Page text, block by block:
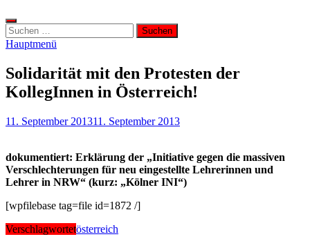
Suchen
nach:
Hauptmenü
Solidarität mit den Protesten der
KollegInnen in Österreich!
11. September 201311. September 2013
dokumentiert: Erklärung der „Initiative gegen die massiven
Verschlechterungen für neu eingestellte Lehrerinnen und
Lehrer in NRW“ (kurz: „Kölner INI“)
[wpfilebase tag=file id=1872 /]
Verschlagwortetösterreich